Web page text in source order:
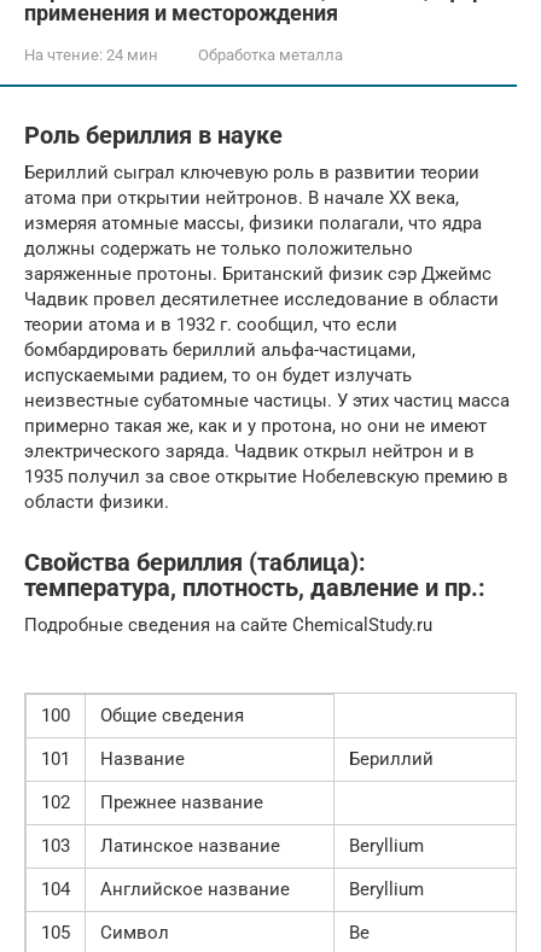
применения и месторождения
На чтение: 24 мин Обработка металла
Роль бериллия в науке
Бериллий сыграл ключевую роль в развитии теории
атома при открытии нейтронов. В начале ХХ века,
измеряя атомные массы, физики полагали, что ядра
должны содержать не только положительно
заряженные протоны. Британский физик сэр Джеймс
Чадвик провел десятилетнее исследование в области
теории атома и в 1932 г. сообщил, что если
бомбардировать бериллий альфа-частицами,
испускаемыми радием, то он будет излучать
неизвестные субатомные частицы. У этих частиц масса
примерно такая же, как и у протона, но они не имеют
электрического заряда. Чадвик открыл нейтрон и в
1935 получил за свое открытие Нобелевскую премию в
области физики.
Свойства бериллия (таблица):
температура, плотность, давление и пр.:
Подробные сведения на сайте ChemicalStudy.ru
100
Общие сведения
101
Название
Бериллий
102
Прежнее название
103
Латинское название
Beryllium
104
Английское название
Beryllium
105
Символ Be